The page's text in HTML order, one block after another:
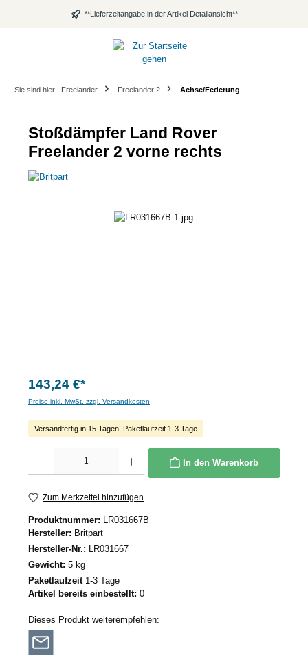
**Lieferzeitangabe in der Artikel Detailansicht**
Sie sind hier: Freelander Freelander 2 Achse/Federung
Stoßdämpfer Land Rover
Freelander 2 vorne rechts
Bildergalerie überspringen
143,24 €*
Preise inkl. MwSt. zzgl. Versandkosten
Versandfertig in 15 Tagen, Paketlaufzeit 1-3 Tage
In den Warenkorb
Zum Merkzettel hinzufügen
Produktnummer: LR031667B
Hersteller: Britpart
Hersteller-Nr.: LR031667
Gewicht: 5 kg
Paketlaufzeit 1-3 Tage
Artikel bereits einbestellt: 0
Dieses Produkt weiterempfehlen: